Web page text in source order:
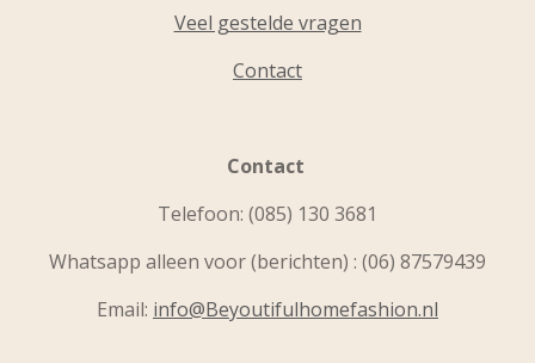
Veel gestelde vragen
Contact
Contact
Telefoon: (085) 130 3681
Whatsapp alleen voor (berichten) : (06) 87579439
Email: info@Beyoutifulhomefashion.nl